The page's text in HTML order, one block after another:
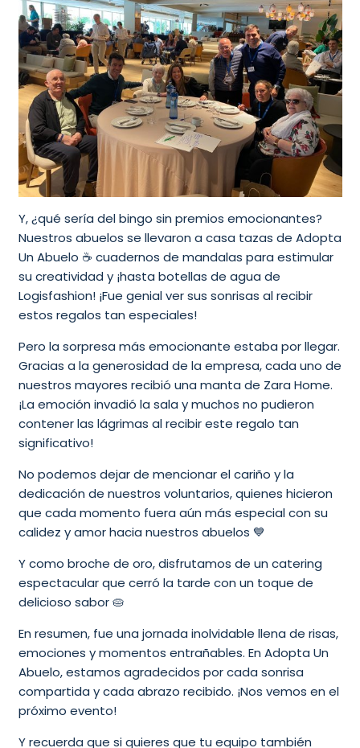
Y, ¿qué sería del bingo sin premios emocionantes?
Nuestros abuelos se llevaron a casa tazas de Adopta
Un Abuelo ☕ cuadernos de mandalas para estimular
su creatividad y ¡hasta botellas de agua de
Logisfashion! ¡Fue genial ver sus sonrisas al recibir
estos regalos tan especiales!
Pero la sorpresa más emocionante estaba por llegar.
Gracias a la generosidad de la empresa, cada uno de
nuestros mayores recibió una manta de Zara Home.
¡La emoción invadió la sala y muchos no pudieron
contener las lágrimas al recibir este regalo tan
significativo!
No podemos dejar de mencionar el cariño y la
dedicación de nuestros voluntarios, quienes hicieron
que cada momento fuera aún más especial con su
calidez y amor hacia nuestros abuelos 💙
Y como broche de oro, disfrutamos de un catering
espectacular que cerró la tarde con un toque de
delicioso sabor 🥧
En resumen, fue una jornada inolvidable llena de risas,
emociones y momentos entrañables. En Adopta Un
Abuelo, estamos agradecidos por cada sonrisa
compartida y cada abrazo recibido. ¡Nos vemos en el
próximo evento!
Y recuerda que si quieres que tu equipo también